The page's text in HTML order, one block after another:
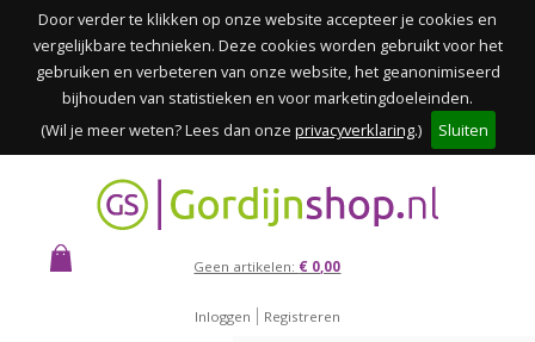
Door verder te klikken op onze website accepteer je cookies en
vergelijkbare technieken. Deze cookies worden gebruikt voor het
gebruiken en verbeteren van onze website, het geanonimiseerd
bijhouden van statistieken en voor marketingdoeleinden.
(Wil je meer weten? Lees dan onze privacyverklaring.) Sluiten
Geen artikelen: € 0,00
Inloggen Registreren